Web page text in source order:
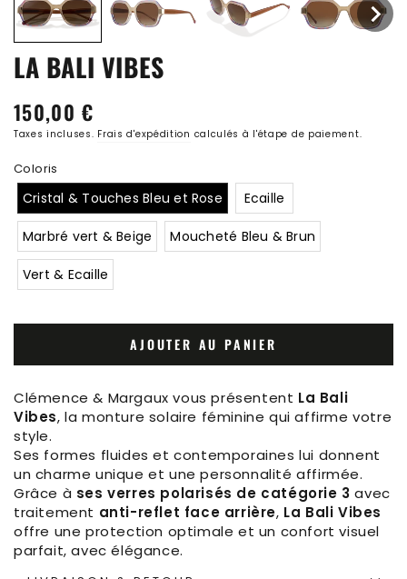
LA BALI VIBES
Prix
normal
150,00 €
Taxes incluses. Frais d'expédition calculés à l'étape de paiement.
Coloris
Cristal & Touches Bleu et Rose Ecaille
Marbré vert & Beige Moucheté Bleu & Brun
Vert & Ecaille
AJOUTER AU PANIER
Clémence & Margaux vous présentent La Bali
Vibes, la monture solaire féminine qui affirme votre
style.
Ses formes fluides et contemporaines lui donnent
un charme unique et une personnalité affirmée.
Grâce à ses verres polarisés de catégorie 3 avec
traitement anti-reflet face arrière, La Bali Vibes
offre une protection optimale et un confort visuel
parfait, avec élégance.